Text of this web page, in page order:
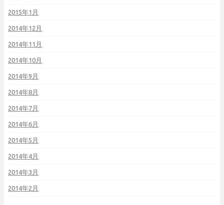
2015年1月
2014年12月
2014年11月
2014年10月
2014年9月
2014年8月
2014年7月
2014年6月
2014年5月
2014年4月
2014年3月
2014年2月